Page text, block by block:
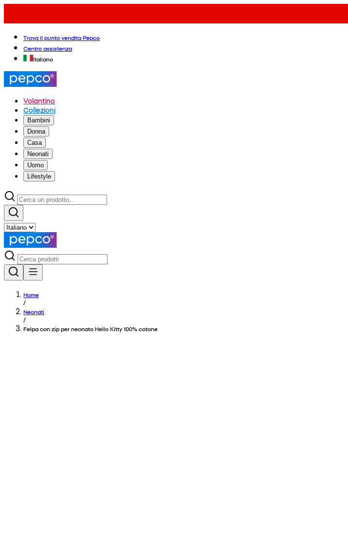
Trova il punto vendita Pepco
Centro assistenza
Italiano
Volantino
Collezioni
Bambini
Donna
Casa
Neonati
Uomo
Lifestyle
Home
/
Neonati
/
Felpa con zip per neonato Hello Kitty 100% cotone